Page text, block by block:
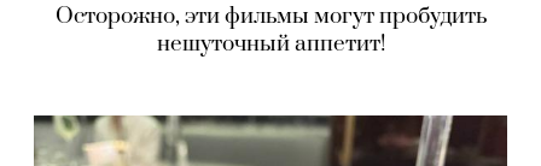
Осторожно, эти фильмы могут пробудить
нешуточный аппетит!